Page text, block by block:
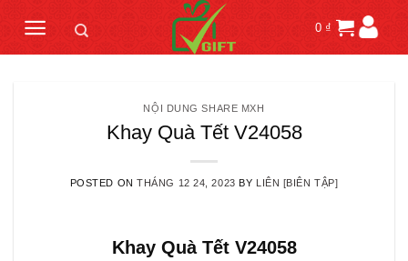
content
0 ₫
NỘI DUNG SHARE MXH
Khay Quà Tết V24058
POSTED ONTHÁNG 12 24, 2023 BY LIÊN [BIÊN TẬP]
Khay Quà Tết V24058